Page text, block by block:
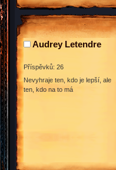
Audrey Letendre
Příspěvků: 26
Nevyhraje ten, kdo je lepší, ale
ten, kdo na to má